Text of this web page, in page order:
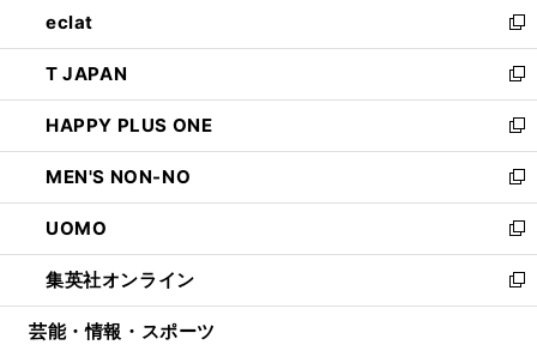
く
で
開
く
ド
ウ
で
開
く
ィ
ン
ド
ウ
で
開
く
い
ウ
ィ
ン
ド
ウ
で
開
く
eclat
新
し
い
ウ
ィ
ン
ド
ウ
で
開
く
T JAPAN
新
し
い
ウ
ィ
ン
ド
ウ
で
開
HAPPY PLUS ONE
新
し
い
ウ
ィ
ン
ド
ウ
MEN'S NON-NO
新
し
い
ウ
ィ
ン
UOMO
新
し
い
ウ
集英社オンライン
新
し
芸能・情報・スポーツ